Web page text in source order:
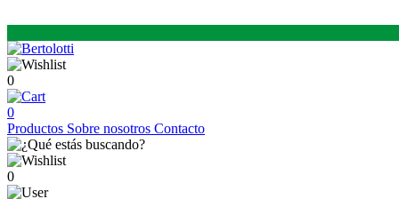
0
0
Productos Sobre nosotros Contacto
0